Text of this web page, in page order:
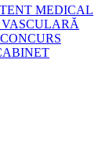
MEDICAL